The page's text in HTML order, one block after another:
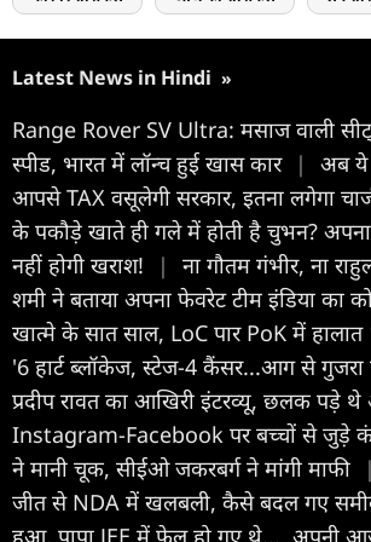
Latest News in Hindi »
Range Rover SV Ultra: मसाज वाली
स्पीड, भारत में लॉन्च हुई खास कार |
अब ये
आपसे TAX वसूलेगी सरकार, इतना लगेगा
के पकौड़े खाते ही गले में होती है चुभन?
नहीं होगी खराश!
|
ना गौतम गंभीर, ना
शमी ने बताया अपना फेवरेट टीम इंड‍िया का
खात्मे के सात साल, LoC पार PoK में हालात
'6 हार्ट ब्लॉकेज, स्टेज-4 कैंसर...आग से
प्रदीप रावत का आखिरी इंटरव्यू, छलक पड़े
Instagram-Facebook पर बच्चों से जुड़े
ने मानी चूक, सीईओ जकरबर्ग ने मांगी माफी
|
जीत से NDA में खलबली, कैसे बदल गए
हुआ, पापा JEE में फेल हो गए थे... अपनी